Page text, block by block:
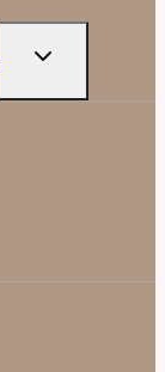
TOGGLE